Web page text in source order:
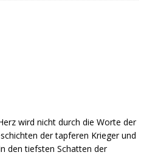
wird nicht durch die Worte der
der tapferen Krieger und
den tiefsten Schatten der